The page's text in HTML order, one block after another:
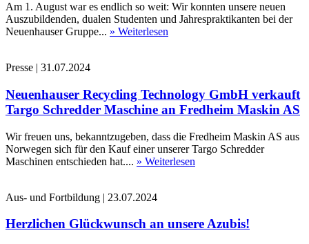
Am 1. August war es endlich so weit: Wir konnten unsere neuen
Auszubildenden, dualen Studenten und Jahrespraktikanten bei der
Neuenhauser Gruppe... » Weiterlesen
Presse | 31.07.2024
Neuenhauser Recycling Technology GmbH verkauft
Targo Schredder Maschine an Fredheim Maskin AS
Wir freuen uns, bekanntzugeben, dass die Fredheim Maskin AS aus
Norwegen sich für den Kauf einer unserer Targo Schredder
Maschinen entschieden hat.... » Weiterlesen
Aus- und Fortbildung | 23.07.2024
Herzlichen Glückwunsch an unsere Azubis!